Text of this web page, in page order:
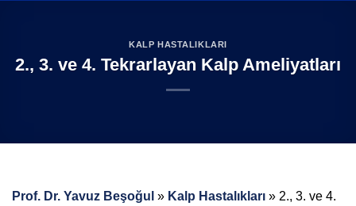
KALP HASTALIKLARI
2., 3. ve 4. Tekrarlayan Kalp Ameliyatları
Prof. Dr. Yavuz Beşoğul » Kalp Hastalıkları » 2., 3. ve 4.